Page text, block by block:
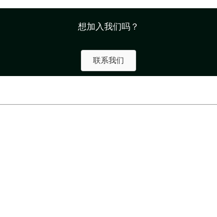
想加入我们吗？
联系我们